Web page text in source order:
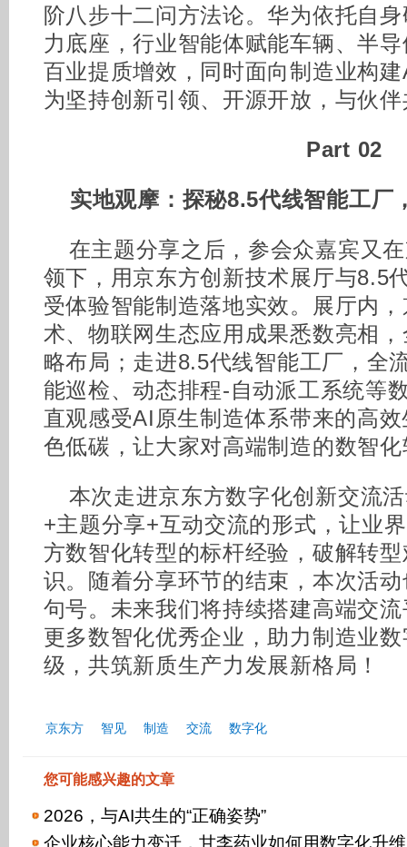
阶八步十二问方法论。华为依托自
力底座，行业智能体赋能车辆、半
百业提质增效，同时面向制造业构
为坚持创新引领、开源开放，与伙
Part 02
实地观摩：探秘8.5代线智能工厂
在主题分享之后，参会众嘉宾又
领下，用京东方创新技术展厅与8.5
受体验智能制造落地实效。展厅内
术、物联网生态应用成果悉数亮相，
略布局；走进8.5代线智能工厂，全
能巡检、动态排程-自动派工系统等
直观感受AI原生制造体系带来的高
色低碳，让大家对高端制造的数智
本次走进京东方数字化创新交流
+主题分享+互动交流的形式，让业
方数智化转型的标杆经验，破解转
识。随着分享环节的结束，本次活
句号。未来我们将持续搭建高端交
更多数智化优秀企业，助力制造业
级，共筑新质生产力发展新格局！
京东方 智见 制造 交流 数字化
您可能感兴趣的文章
2026，与AI共生的“正确姿势”
企业核心能力变迁，甘李药业如何用数字化升维